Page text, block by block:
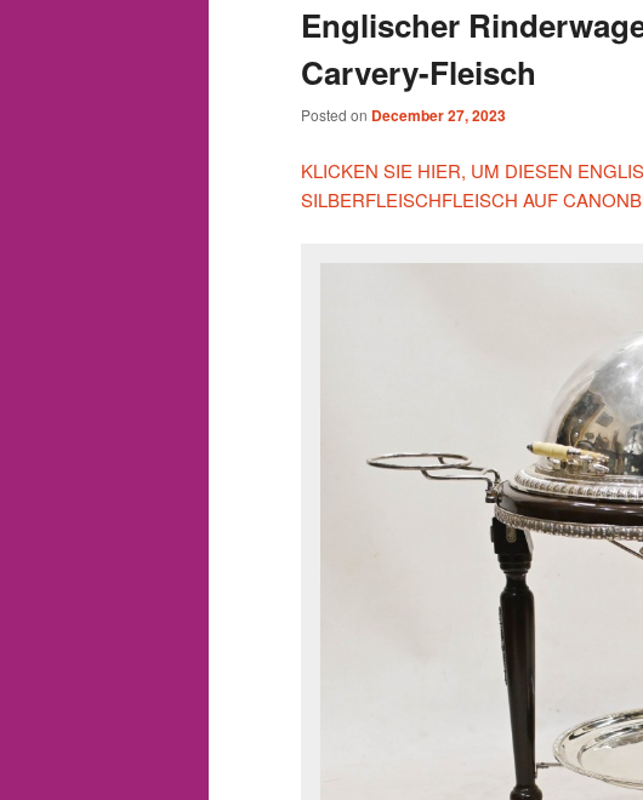
Englischer
Carvery-Fleisch
Posted on December 27, 2023
KLICKEN SIE HIER, UM DIESEN
SILBERFLEISCHFLEISCH AUF